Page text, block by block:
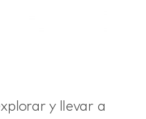
y llevar a